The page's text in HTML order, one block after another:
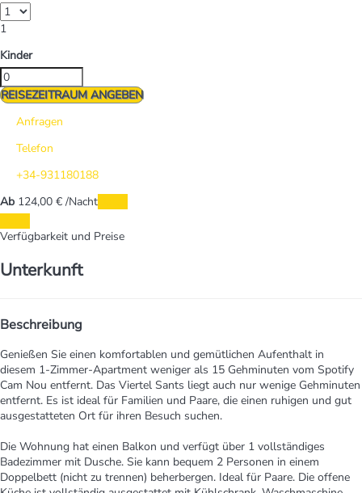
1
Kinder
REISEZEITRAUM ANGEBEN
Anfragen
Telefon
+34-931180188
Ab 124,00 € /Nacht
Verfügbarkeit und Preise
Unterkunft
Beschreibung
Genießen Sie einen komfortablen und gemütlichen Aufenthalt in
diesem 1-Zimmer-Apartment weniger als 15 Gehminuten vom Spotify
Cam Nou entfernt. Das Viertel Sants liegt auch nur wenige Gehminuten
entfernt. Es ist ideal für Familien und Paare, die einen ruhigen und gut
ausgestatteten Ort für ihren Besuch suchen.
Die Wohnung hat einen Balkon und verfügt über 1 vollständiges
Badezimmer mit Dusche. Sie kann bequem 2 Personen in einem
Doppelbett (nicht zu trennen) beherbergen. Ideal für Paare. Die offene